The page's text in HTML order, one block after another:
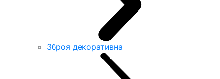
Зброя декоративна